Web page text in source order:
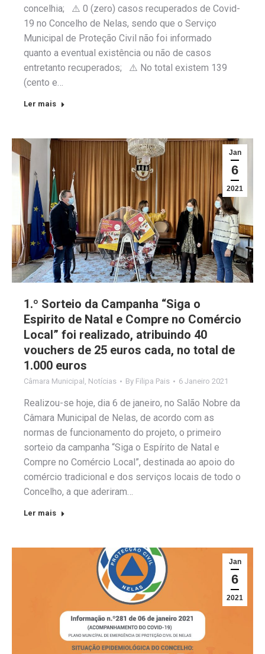
concelhia; ⚠️ 0 (zero) casos recuperados de Covid-
19 no Concelho de Nelas, sendo que o Serviço
Municipal de Proteção Civil não foi informado
quanto a eventual existência ou não de casos
entretanto recuperados; ⚠️ No total existem 139
(cento e…
Ler mais
Jan
6
2021
1.º Sorteio da Campanha “Siga o
Espirito de Natal e Compre no Comércio
Local” foi realizado, atribuindo 40
vouchers de 25 euros cada, no total de
1.000 euros
Câmara Municipal Notícias By Filipa Pais 6 Janeiro 2021
Realizou-se hoje, dia 6 de janeiro, no Salão Nobre da
Câmara Municipal de Nelas, de acordo com as
normas de funcionamento do projeto, o primeiro
sorteio da campanha “Siga o Espírito de Natal e
Compre no Comércio Local”, destinada ao apoio do
comércio tradicional e dos serviços locais de todo o
Concelho, a que aderiram…
Ler mais
Jan
6
2021